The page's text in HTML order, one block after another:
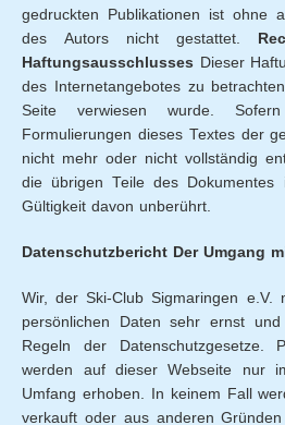
gedruckten Publikationen ist ohne
des Autors nicht gestattet.
Haftungsausschlusses Dieser
des Internetangebotes zu
Seite verwiesen wurde.
Formulierungen dieses Textes der
nicht mehr oder nicht vollständig
die übrigen Teile des
Gültigkeit davon unberührt.
Datenschutzbericht Der Umgang
Wir, der Ski-Club Sigmaringen e.V.
persönlichen Daten sehr ernst
Regeln der Datenschutzgesetze.
werden auf dieser Webseite nur
Umfang erhoben. In keinem Fall
verkauft oder aus anderen